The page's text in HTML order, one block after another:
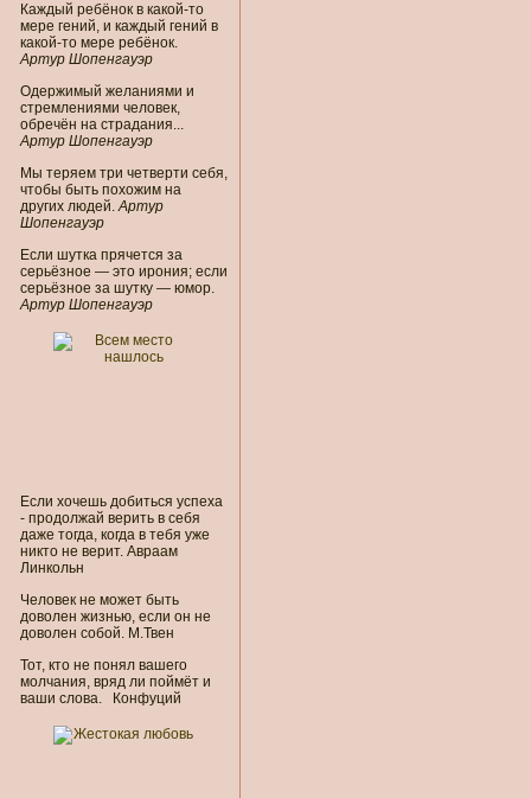
Каждый ребёнок в какой-то
мере гений, и каждый гений в
какой-то мере ребёнок.
Артур Шопенгауэр
Одержимый желаниями и
стремлениями человек,
обречён на страдания...
Артур Шопенгауэр
Мы теряем три четверти себя,
чтобы быть похожим на
других людей.Артур
Шопенгауэр
Если шутка прячется за
серьёзное — это ирония; если
серьёзное за шутку — юмор.
Артур Шопенгауэр
Если хочешь добиться успеха
- продолжай верить в себя
даже тогда, когда в тебя уже
никто не верит. Авраам
Линкольн
Человек не может быть
доволен жизнью, если он не
доволен собой. М.Твен
Тот, кто не понял вашего
молчания, вряд ли поймёт и
ваши слова. Конфуций